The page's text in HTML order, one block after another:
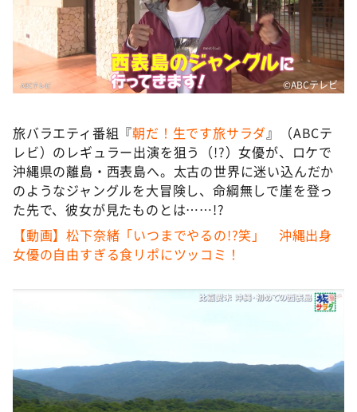
河合＆A.B.C-Z塚田×福井アナ「なんでやねん！？」
（news おかえり）
DAIGOも台所 ～きょうの献立 何にする？～
本日はダイアンなり！シーズン２
教えて！ニュースライブ 正義のミカタ
ＬＩＦＥ～夢のカタチ～
新婚さんいらっしゃい！
ポツンと一軒家
ザキ山小屋本館
©️ABCテレビ
旅バラエティ番組『朝だ！生です旅サラダ』（ABCテ
レビ）のレギュラー出演を狙う（!?）女優が、ロケで
沖縄県の離島・西表島へ。太古の世界に迷い込んだか
のようなジャングルを大冒険し、命綱無しで崖を登っ
た先で、彼女が見たものとは……!?
【動画】松下奈緒「いつまでやるの!?笑」 沖縄出身
女優の自由すぎる食リポにツッコミ！